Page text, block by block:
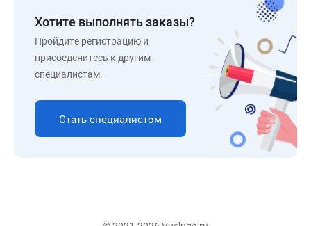
Хотите выполнять заказы?
Пройдите регистрацию и
присоеденитесь к другим
специалистам.
Стать специалистом